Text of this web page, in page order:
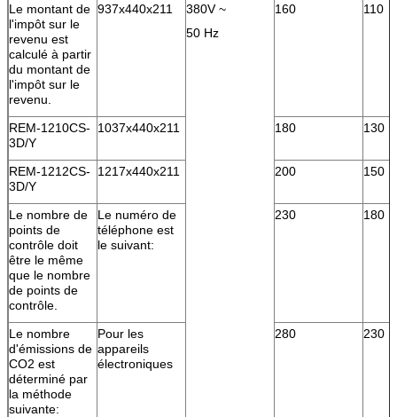
Le montant de
l'impôt sur le
revenu est
calculé à partir
du montant de
l'impôt sur le
revenu.
937x440x211
380V ~
50 Hz
160 110
REM-1210CS-
3D/Y
1037x440x211 180 130
REM-1212CS-
3D/Y
1217x440x211 200 150
Le nombre de
points de
contrôle doit
être le même
que le nombre
de points de
contrôle.
Le numéro de
téléphone est
le suivant:
230 180
Le nombre
d'émissions de
CO2 est
déterminé par
la méthode
suivante:
Pour les
appareils
électroniques
280 230